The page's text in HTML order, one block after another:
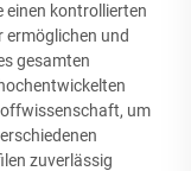
einen kontrollierten
ermöglichen und
gesamten
um
zuverlässig